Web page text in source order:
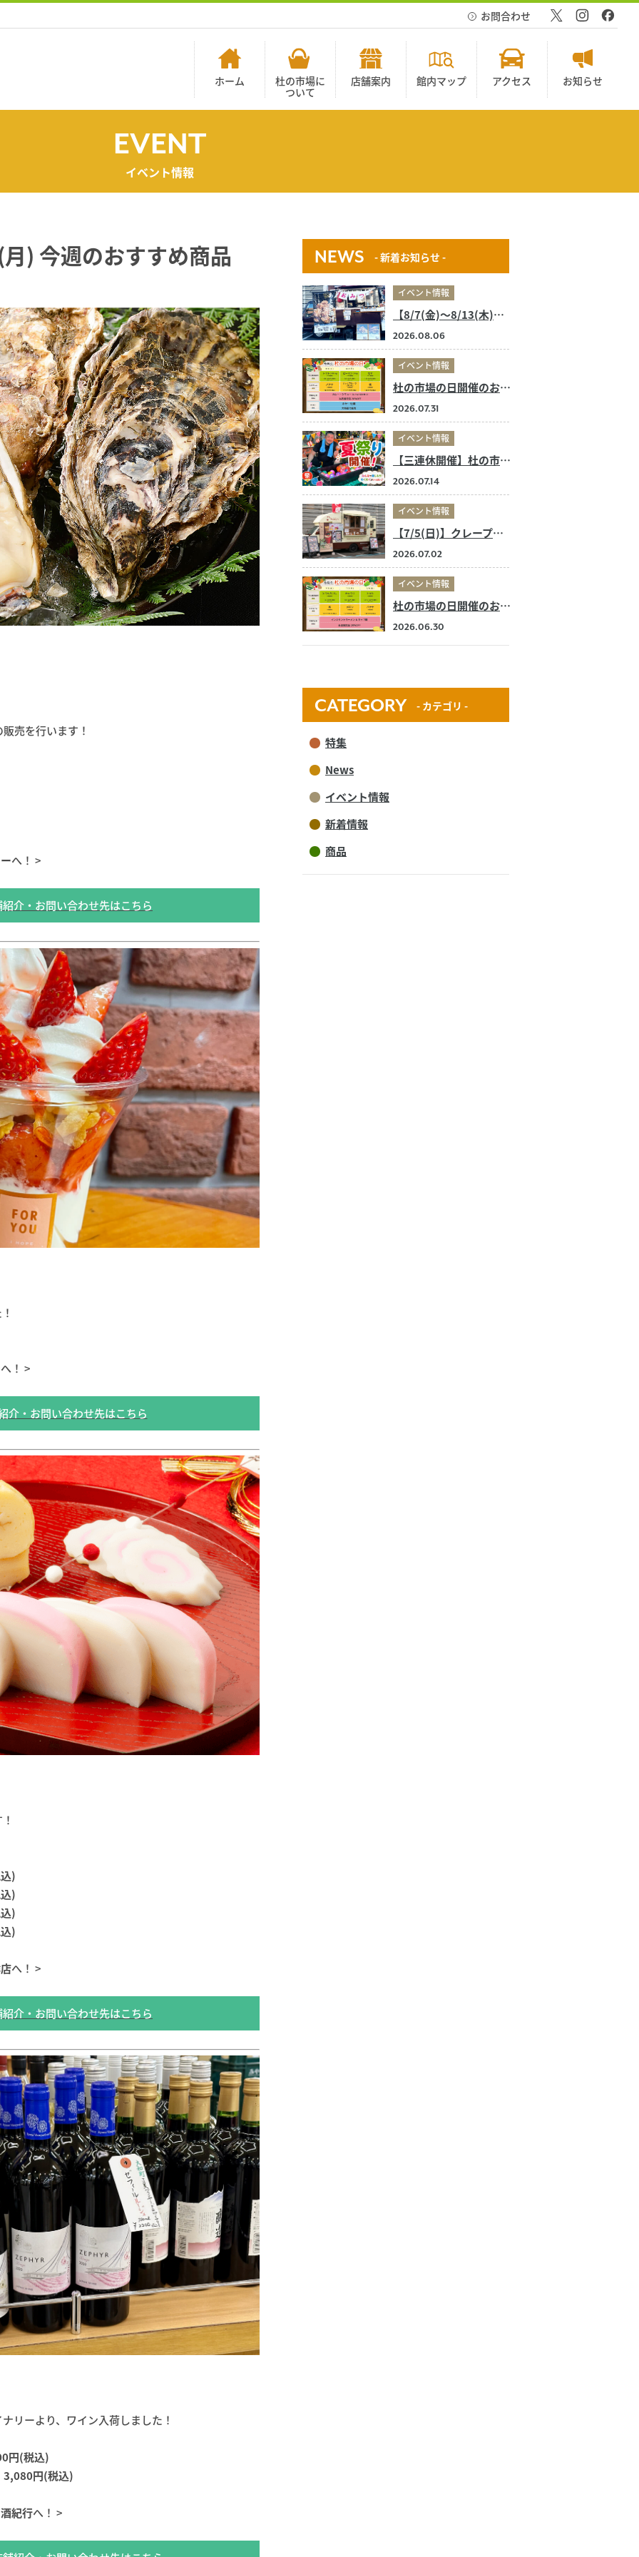
ホーム
杜の市場に
ついて
店舗案内 館内マップ アクセス お知らせ
お問合わせ
EVENT
イベント情報
) 今週のおすすめ商品
売を行います！
へ！ >
介・お問い合わせ先はこちら
へ！ >
介・お問い合わせ先はこちら
)
)
)
)
へ！ >
介・お問い合わせ先はこちら
リーより、ワイン入荷しました！
円(税込)
3,080円(税込)
紀行へ！ >
NEWS - 新着お知らせ -
イベント情報
【8/7(金)〜8/13(木)】キッチンカー出店のお知らせ
2026.08.06
イベント情報
杜の市場の日開催のお知らせ
2026.07.31
イベント情報
【三連休開催】杜の市場の夏祭り！
2026.07.14
イベント情報
【7/5(日)】クレープ店キッチンカー 出店のお知らせ
2026.07.02
イベント情報
杜の市場の日開催のお知らせ
2026.06.30
CATEGORY - カテゴリ -
特集
News
イベント情報
新着情報
商品